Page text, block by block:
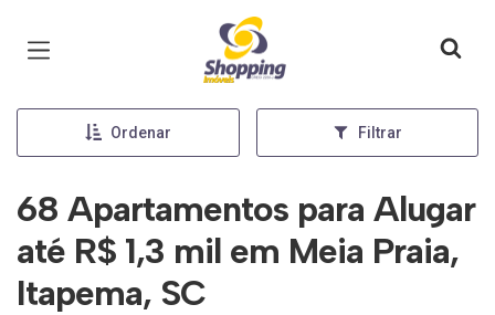
Página inicial
Ordenar Filtrar
68 Apartamentos para Alugar
até R$ 1,3 mil em Meia Praia,
Itapema, SC